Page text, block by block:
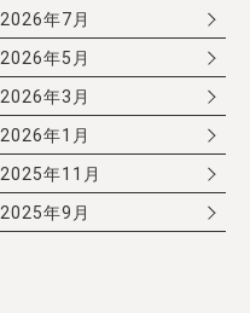
2026年7月
2026年5月
2026年3月
2026年1月
2025年11月
2025年9月